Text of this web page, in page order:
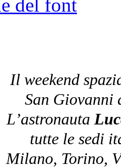
del font
Il weekend
San Giovanni
L’astronauta
tutte le sedi
Milano, Torino,